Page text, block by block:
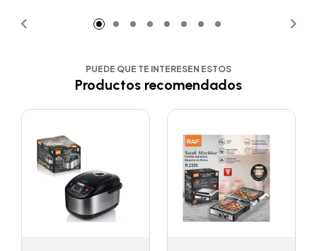
PUEDE QUE TE INTERESEN ESTOS
Productos recomendados